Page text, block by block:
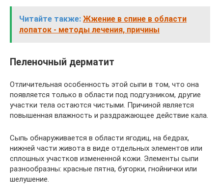
Читайте также: Жжение в спине в области
лопаток - методы лечения, причины
Пеленочный дерматит
Отличительная особенность этой сыпи в том, что она
появляется только в области под подгузником, другие
участки тела остаются чистыми. Причиной является
повышенная влажность и раздражающее действие кала.
Сыпь обнаруживается в области ягодиц, на бедрах,
нижней части живота в виде отдельных элементов или
сплошных участков измененной кожи. Элементы сыпи
разнообразны: красные пятна, бугорки, гнойнички или
шелушение.